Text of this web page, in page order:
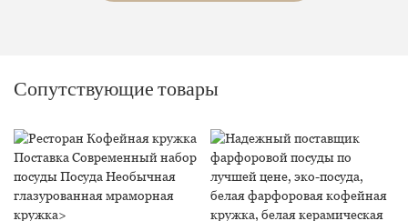
Сопутствующие товары